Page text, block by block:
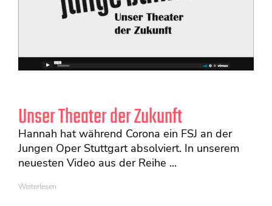
Unser Theater der Zukunft
Hannah hat während Corona ein FSJ an der
Jungen Oper Stuttgart absolviert. In unserem
neuesten Video aus der Reihe ...
Weiterlesen